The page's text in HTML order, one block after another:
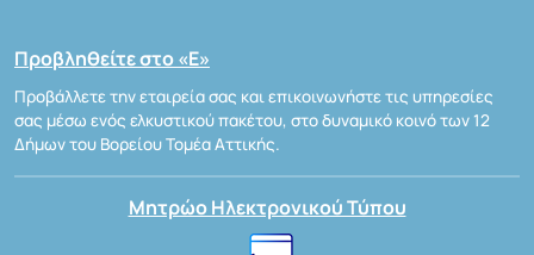
Προβληθείτε στο «Ε»
Προβάλλετε την εταιρεία σας και επικοινωνήστε τις υπηρεσίες
σας μέσω ενός ελκυστικού πακέτου, στο δυναμικό κοινό των 12
Δήμων του Βορείου Τομέα Αττικής.
Μητρώο Ηλεκτρονικού Τύπου